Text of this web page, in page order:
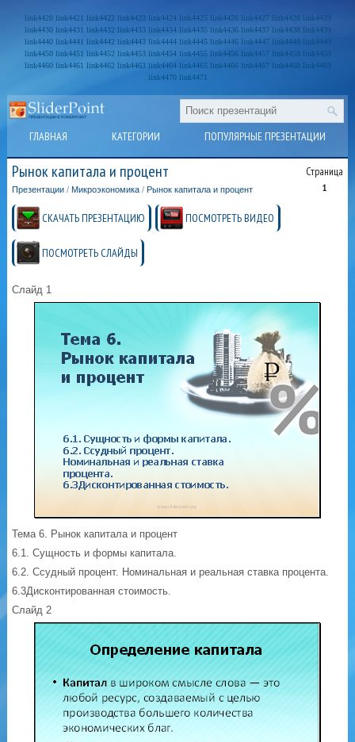
link4420 link4421 link4422 link4423 link4424 link4425 link4426 link4427 link4428 link4429
link4430 link4431 link4432 link4433 link4434 link4435 link4436 link4437 link4438 link4439
link4440 link4441 link4442 link4443 link4444 link4445 link4446 link4447 link4448 link4449
link4450 link4451 link4452 link4453 link4454 link4455 link4456 link4457 link4458 link4459
link4460 link4461 link4462 link4463 link4464 link4465 link4466 link4467 link4468 link4469
link4470 link4471
ГЛАВНАЯ КАТЕГОРИИ ПОПУЛЯРНЫЕ ПРЕЗЕНТАЦИИ
Рынок капитала и процент Страница
1
Презентации / Микроэкономика / Рынок капитала и процент
СКАЧАТЬ ПРЕЗЕНТАЦИЮ ПОСМОТРЕТЬ ВИДЕО
ПОСМОТРЕТЬ СЛАЙДЫ
Слайд 1
Тема 6. Рынок капитала и процент
6.1. Сущность и формы капитала.
6.2. Ссудный процент. Номинальная и реальная ставка процента.
6.3Дисконтированная стоимость.
Слайд 2